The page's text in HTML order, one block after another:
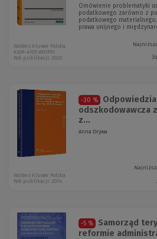
Omówienie problematyki
podatkowego zarówno z
podatkowego
prawa unijnego i
Wolters Kluwer Polska
KAM-4105 W01P01
Rok publikacji: 2020
-30 %
odszkodowawcza
z...
Anna Drywa
Wolters Kluwer Polska
Rok publikacji: 2014
-5 %
Samorząd
reformie